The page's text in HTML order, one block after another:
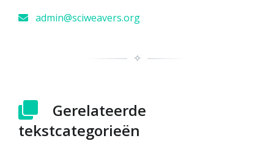
admin@sciweavers.org
✧
Gerelateerde
tekstcategorieën